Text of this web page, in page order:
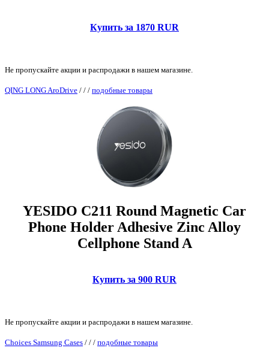
Купить за 1870 RUR
Не пропускайте акции и распродажи в нашем магазине.
QING LONG AroDrive / / / подобные товары
YESIDO C211 Round Magnetic Car
Phone Holder Adhesive Zinc Alloy
Cellphone Stand A
Купить за 900 RUR
Не пропускайте акции и распродажи в нашем магазине.
Choices Samsung Cases / / / подобные товары